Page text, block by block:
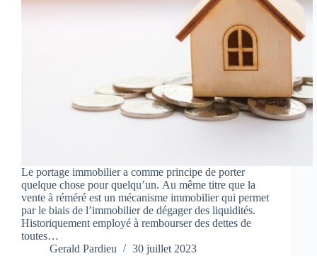
Le portage immobilier a comme principe de porter
quelque chose pour quelqu’un. Au même titre que la
vente à réméré est un mécanisme immobilier qui permet
par le biais de l’immobilier de dégager des liquidités.
Historiquement employé à rembourser des dettes de
toutes…
Gerald Pardieu
30 juillet 2023